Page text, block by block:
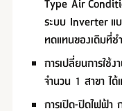
Type Air
ระบบ Inverter แ
ทดแทนของเดิมที่ช
การเปลี่ยนการใช้
จำนวน 1 สาขา ได้
การเปิด-ปิดไฟฟ้า